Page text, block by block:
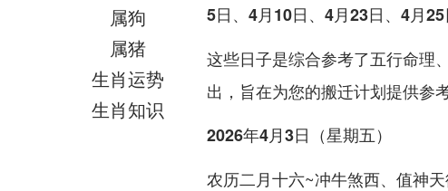
属狗
属猪
生肖运势
生肖知识
5日、4月10日、4月23日、4月25
这些日子是综合参考了五行命理
出，旨在为您的搬迁计划提供参考
2026年4月3日（星期五）
农历二月十六~冲牛煞西、值神